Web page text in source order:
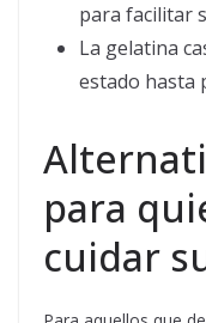
para facilitar
La gelatina
estado hasta
para
cuidar